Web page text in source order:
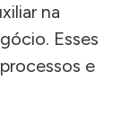
na
Esses
e